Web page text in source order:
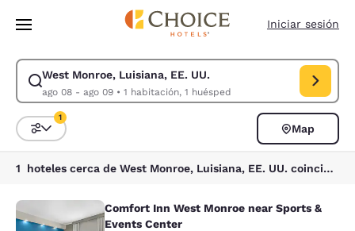
Saltar A Contenido Principal
Iniciar sesión
West Monroe, Luisiana, EE. UU.
ago 08 - ago 09• 1 habitación, 1 huésped
Modificar búsqueda para West Monroe, Luisiana, EE. UU.. Fecha de
Ordenar y filtrar
1
Map
1 hoteles cerca de West Monroe, Luisiana, EE. UU. coinciden con tus filtros
Comfort Inn West Monroe near
Comfort Inn West Monroe near Sports &
Events Center